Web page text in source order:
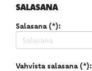
SALASANA
Salasana (*):
Vahvista salasana (*):